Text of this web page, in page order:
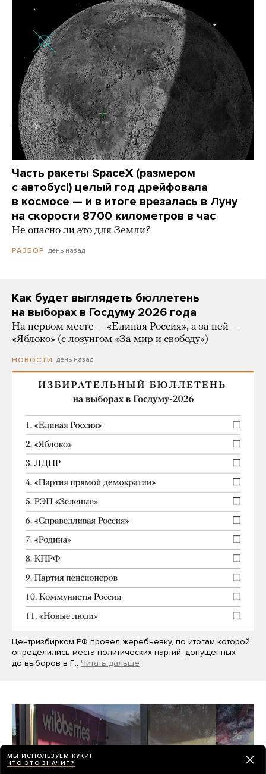
Часть ракеты SpaceX (размером
с автобус!) целый год дрейфовала
в космосе — и в итоге врезалась в Луну
на скорости 8700 километров в час
Не опасно ли это для Земли?
РАЗБОР день назад
Как будет выглядеть бюллетень
на выборах в Госдуму 2026 года
На первом месте — «Единая Россия», а за ней —
«Яблоко» (с лозунгом «За мир и свободу»)
НОВОСТИ день назад
Центризбирком РФ провел жеребьевку, по итогам которой
определились места политических партий, допущенных
до выборов в Г… Читать дальше
МЫ ИСПОЛЬЗУЕМ КУКИ!
ЧТО ЭТО ЗНАЧИТ?